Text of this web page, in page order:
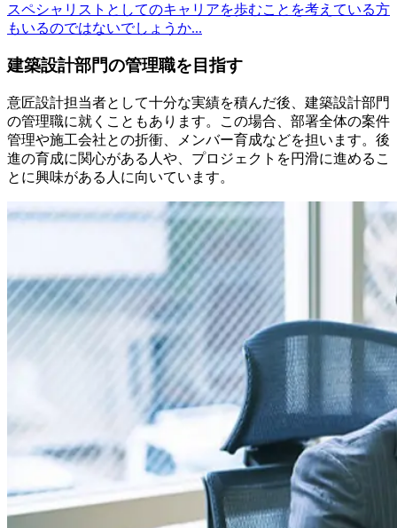
スペシャリストとしてのキャリアを歩むことを考えている方
もいるのではないでしょうか...
建築設計部門の管理職を目指す
意匠設計担当者として十分な実績を積んだ後、建築設計部門
の管理職に就くこともあります。この場合、部署全体の案件
管理や施工会社との折衝、メンバー育成などを担います。後
進の育成に関心がある人や、プロジェクトを円滑に進めるこ
とに興味がある人に向いています。